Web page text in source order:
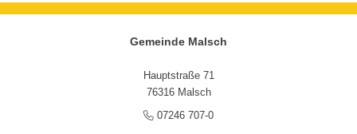
Gemeinde Malsch
Hauptstraße 71
76316 Malsch
07246 707-0